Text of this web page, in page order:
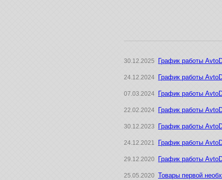
30.12.2025 График работы
24.12.2024 График работы
07.03.2024 График работы
22.02.2024 График работы
30.12.2023 График работы
24.12.2021 График работы
29.12.2020 График работы
25.05.2020 Товары первой